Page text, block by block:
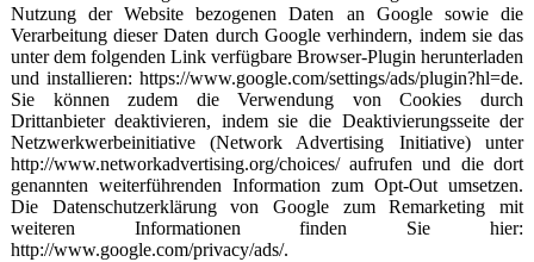
Nutzung der Website bezogenen Daten an Google sowie die
Verarbeitung dieser Daten durch Google verhindern, indem sie das
unter dem folgenden Link verfügbare Browser-Plugin herunterladen
und installieren: https://www.google.com/settings/ads/plugin?hl=de.
Sie können zudem die Verwendung von Cookies durch
Drittanbieter deaktivieren, indem sie die Deaktivierungsseite der
Netzwerkwerbeinitiative (Network Advertising Initiative) unter
http://www.networkadvertising.org/choices/ aufrufen und die dort
genannten weiterführenden Information zum Opt-Out umsetzen.
Die Datenschutzerklärung von Google zum Remarketing mit
weiteren Informationen finden Sie hier:
http://www.google.com/privacy/ads/.